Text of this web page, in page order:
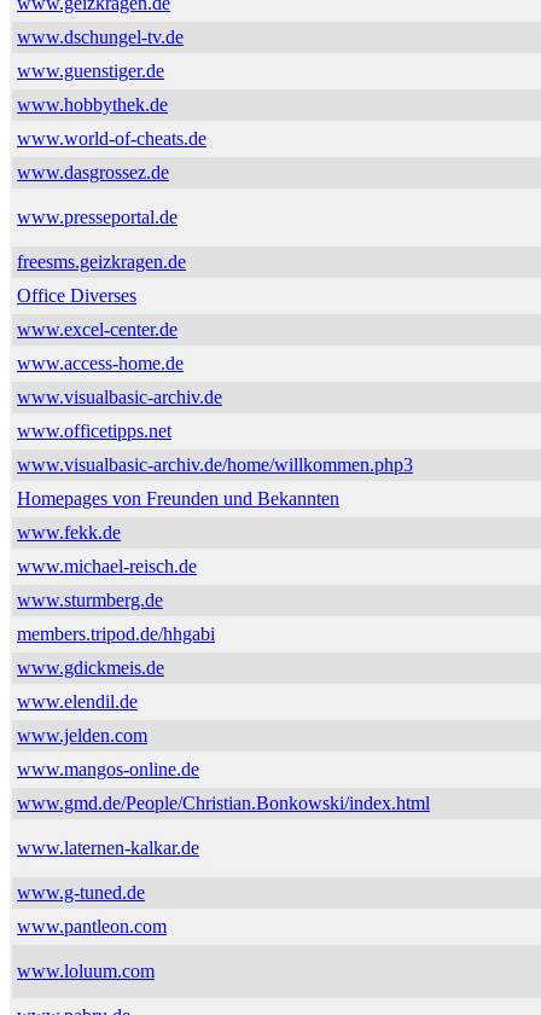
www.dschungel-tv.de
www.guenstiger.de
www.hobbythek.de
www.world-of-cheats.de
www.dasgrossez.de
www.presseportal.de
freesms.geizkragen.de
Office Diverses
www.excel-center.de
www.access-home.de
www.visualbasic-archiv.de
www.officetipps.net
www.visualbasic-archiv.de/home/willkommen.php3
Homepages von Freunden und Bekannten
www.fekk.de
www.michael-reisch.de
www.sturmberg.de
members.tripod.de/hhgabi
www.gdickmeis.de
www.elendil.de
www.jelden.com
www.mangos-online.de
www.gmd.de/People/Christian.Bonkowski/index.html
www.laternen-kalkar.de
www.g-tuned.de
www.pantleon.com
www.loluum.com